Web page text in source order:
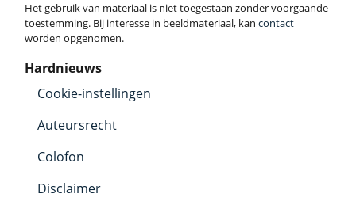
Het gebruik van materiaal is niet toegestaan zonder voorgaande
toestemming. Bij interesse in beeldmateriaal, kan contact
worden opgenomen.
Hardnieuws
Cookie-instellingen
Auteursrecht
Colofon
Disclaimer